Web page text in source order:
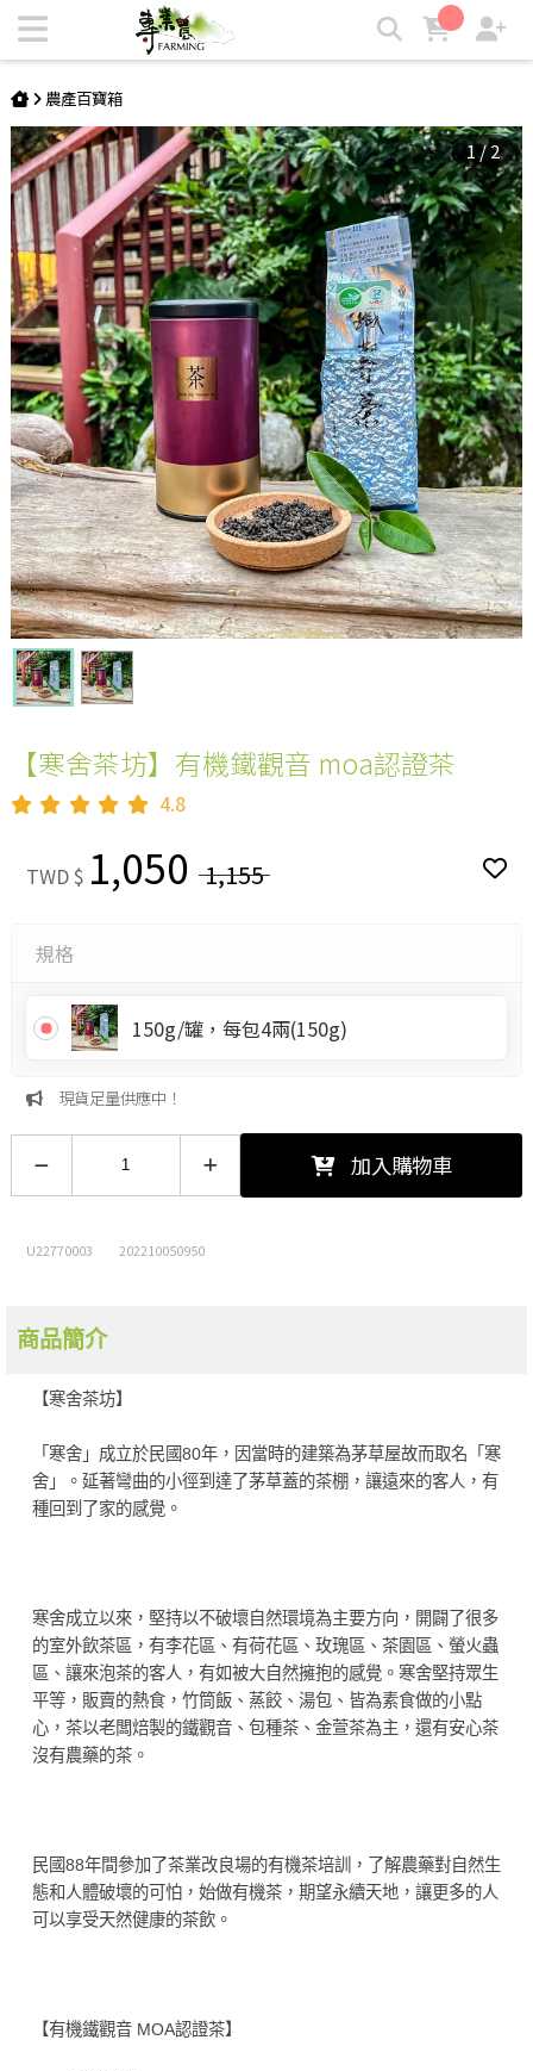
【寒舍茶坊】有機鐵觀音 moa認證茶 | 專業農
農產百寶箱
1 /2
【寒舍茶坊】有機鐵觀音 moa認證茶
4.8
TWD $ 1,050 1,155
規格
150g/罐，每包4兩(150g)
現貨足量供應中！
加入購物車
U22770003 202210050950
商品簡介
【寒舍茶坊】
「寒舍」成立於民國80年，因當時的建築為茅草屋故而取名「寒
舍」。延著彎曲的小徑到達了茅草蓋的茶棚，讓遠來的客人，有
種回到了家的感覺。
寒舍成立以來，堅持以不破壞自然環境為主要方向，開闢了很多
的室外飲茶區，有李花區、有荷花區、玫瑰區、茶園區、螢火蟲
區、讓來泡茶的客人，有如被大自然擁抱的感覺。寒舍堅持眾生
平等，販賣的熱食，竹筒飯、蒸餃、湯包、皆為素食做的小點
心，茶以老闆焙製的鐵觀音、包種茶、金萱茶為主，還有安心茶
沒有農藥的茶。
民國88年間參加了茶業改良場的有機茶培訓，了解農藥對自然生
態和人體破壞的可怕，始做有機茶，期望永續天地，讓更多的人
可以享受天然健康的茶飲。
【有機鐵觀音 MOA認證茶】